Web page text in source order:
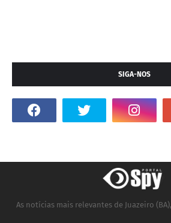
SIGA-NOS
As notícias mais relevantes de Juazeiro